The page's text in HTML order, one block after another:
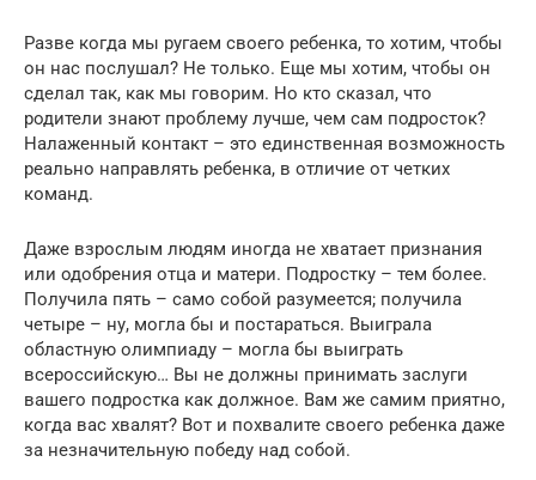
Разве когда мы ругаем своего ребенка, то хотим, чтобы
он нас послушал? Не только. Еще мы хотим, чтобы он
сделал так, как мы говорим. Но кто сказал, что
родители знают проблему лучше, чем сам подросток?
Налаженный контакт – это единственная возможность
реально направлять ребенка, в отличие от четких
команд.
Даже взрослым людям иногда не хватает признания
или одобрения отца и матери. Подростку – тем более.
Получила пять – само собой разумеется; получила
четыре – ну, могла бы и постараться. Выиграла
областную олимпиаду – могла бы выиграть
всероссийскую… Вы не должны принимать заслуги
вашего подростка как должное. Вам же самим приятно,
когда вас хвалят? Вот и похвалите своего ребенка даже
за незначительную победу над собой.